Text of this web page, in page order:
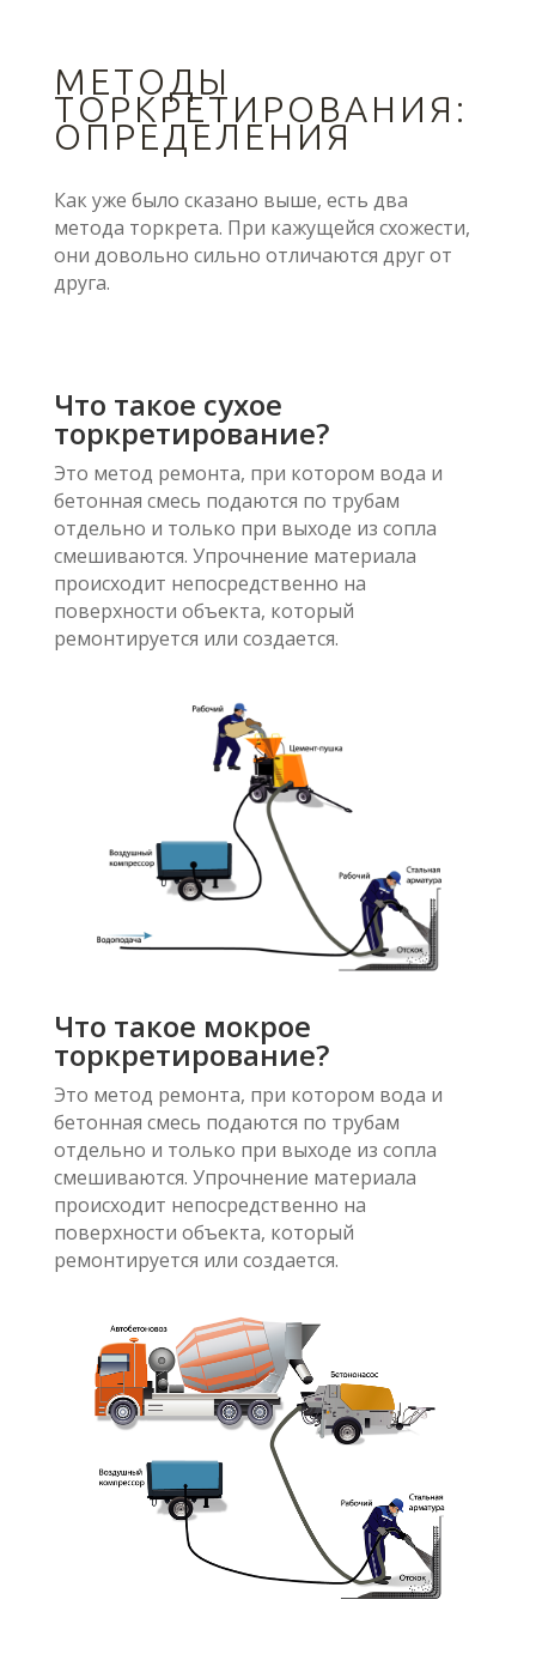
МЕТОДЫ
ТОРКРЕТИРОВАНИЯ:
ОПРЕДЕЛЕНИЯ
Как уже было сказано выше, есть два
метода торкрета. При кажущейся схожести,
они довольно сильно отличаются друг от
друга.
Что такое сухое
торкретирование?
Это метод ремонта, при котором вода и
бетонная смесь подаются по трубам
отдельно и только при выходе из сопла
смешиваются. Упрочнение материала
происходит непосредственно на
поверхности объекта, который
ремонтируется или создается.
Что такое мокрое
торкретирование?
Это метод ремонта, при котором вода и
бетонная смесь подаются по трубам
отдельно и только при выходе из сопла
смешиваются. Упрочнение материала
происходит непосредственно на
поверхности объекта, который
ремонтируется или создается.